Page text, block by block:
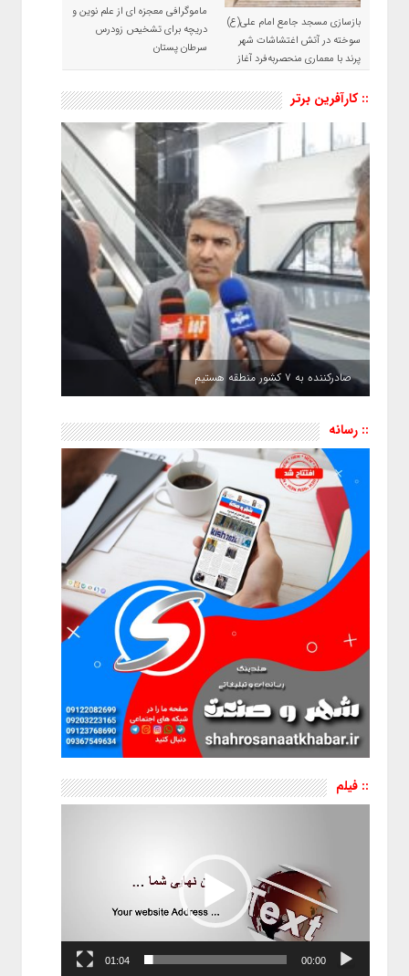
بازسازی مسجد جامع امام علی(ع)
سوخته در آتش اغتشاشات شهر
پرند با معماری منحصربه‌فرد آغاز
ماموگرافی معجزه ای از علم نوین و
دریچه برای تشخیص زودرس
سرطان پستان
:: کارآفرین برتر
صادرکننده به ۷ کشور منطقه هستیم
:: رسانه
:: فیلم
نمایشگر
00:00
01:04